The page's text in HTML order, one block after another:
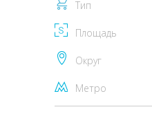
Тип
Площадь
Округ
Метро